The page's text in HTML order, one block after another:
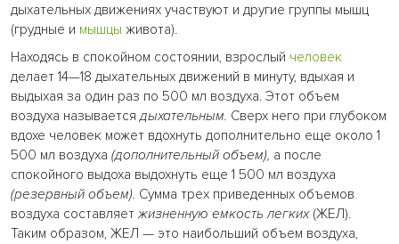
дыхательных движениях участвуют и другие группы мышц
(грудные и мышцы живота).
Находясь в спокойном состоянии, взрослый человек
делает 14—18 дыхательных движений в минуту, вдыхая и
выдыхая за один раз по 500 мл воздуха. Этот объем
воздуха называетсядыхательным. Сверх него при глубоком
вдохе человек может вдохнуть дополнительно еще около 1
500 мл воздуха (дополнительный объем), а после
спокойного выдоха выдохнуть еще 1 500 мл воздуха
(резервный объем). Сумма трех приведенных объемов
воздуха составляетжизненную емкость легких(ЖЕЛ).
Таким образом, ЖЕЛ — это наибольший объем воздуха,